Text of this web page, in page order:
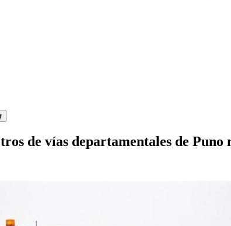
de vías departamentales de Puno